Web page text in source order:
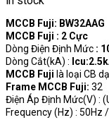
MCCB Fuji: BW32AAG
MCCB Fuji : 2 Cực
Dòng Điện Định Mức :
Dòng Cắt(kA) :
MCCB Fuji là loại CB
Frame MCCB Fuji: 32
Điện Áp Định Mức(V) :
Frequency (Hz) : 50Hz